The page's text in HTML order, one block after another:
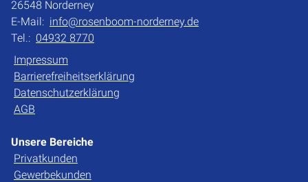
26548 Norderney
E-Mail: info@rosenboom-norderney.de
Tel.: 04932 8770
Impressum
Barrierefreiheitserklärung
Datenschutzerklärung
AGB
Unsere Bereiche
Privatkunden
Gewerbekunden